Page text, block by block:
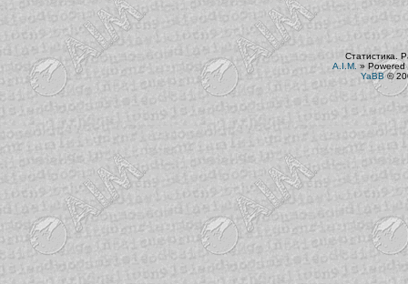
Статистика.
A.I.M. » Powered
YaBB©